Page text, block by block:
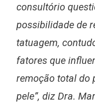
consultório
possibilidade de
tatuagem,
fatores que
remoção total do
pele”, diz Dra.